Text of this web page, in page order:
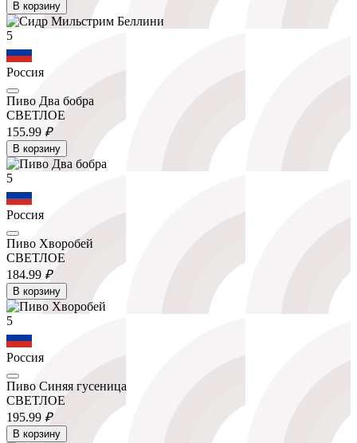
В корзину
5
Россия
Пиво Два бобра
СВЕТЛОЕ
155.99 ₽
В корзину
5
Россия
Пиво Хворобей
СВЕТЛОЕ
184.99 ₽
В корзину
5
Россия
Пиво Синяя гусеница
СВЕТЛОЕ
195.99 ₽
В корзину